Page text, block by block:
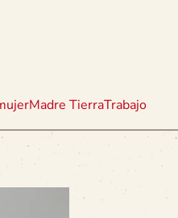
Madre TierraTrabajo